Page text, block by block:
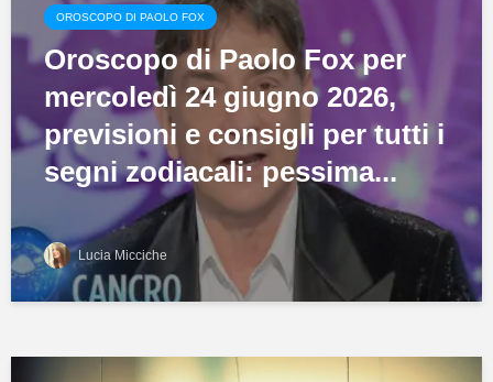
OROSCOPO DI PAOLO FOX
Oroscopo di Paolo Fox per
mercoledì 24 giugno 2026,
previsioni e consigli per tutti i
segni zodiacali: pessima...
Lucia Micciche